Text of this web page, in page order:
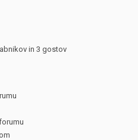
in 3 gostov